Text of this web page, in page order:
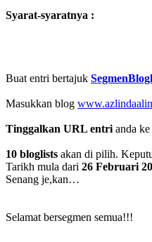
Syarat-syaratnya :
Buat entri bertajuk
Masukkan blog
Tinggalkan URL entrianda ke
10 bloglists akan di pilih.
Tarikh mula dari 26 Februari
Senang je,kan…
Selamat bersegmen semua!!!